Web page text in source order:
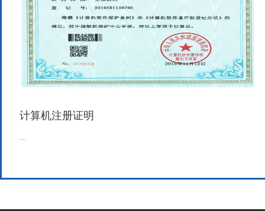
计算机注册证明
...